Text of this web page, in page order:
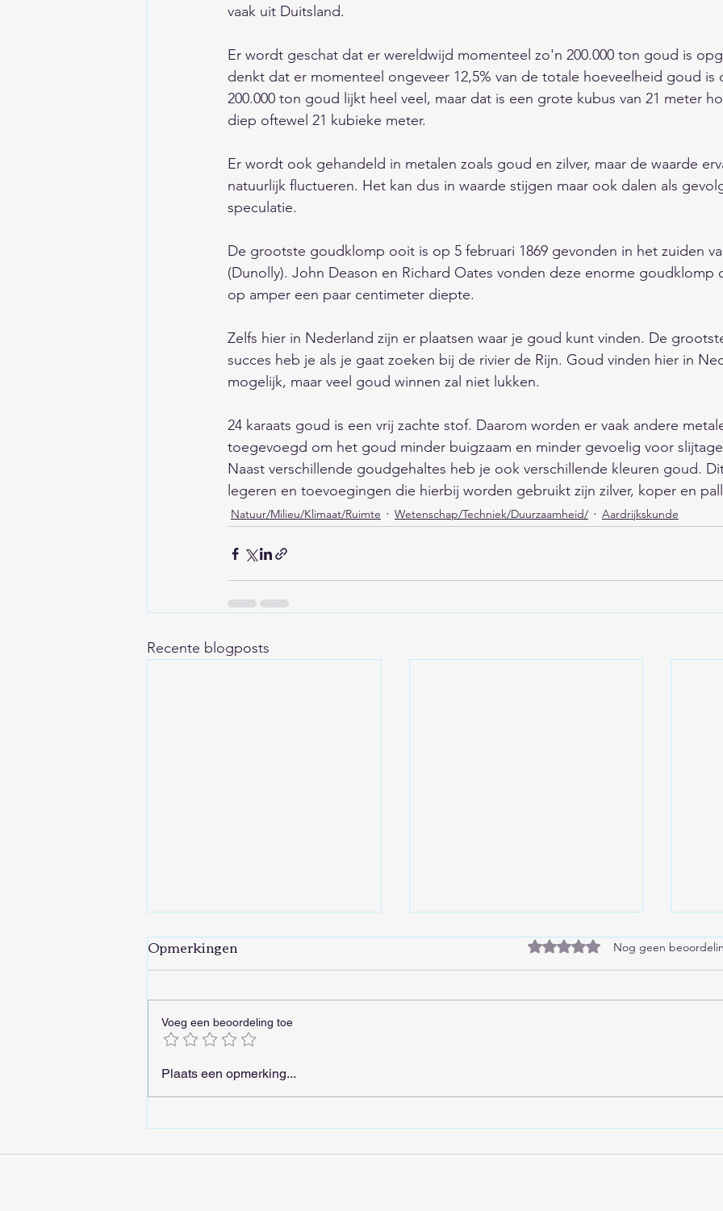
vaak uit Duitsland.
Er wordt geschat dat er wereldwijd momenteel zo'n 200.000 ton goud is
denkt dat er momenteel ongeveer 12,5% van de totale hoeveelheid goud is
200.000 ton goud lijkt heel veel, maar dat is een grote kubus van 21 meter
diep oftewel 21 kubieke meter.
Er wordt ook gehandeld in metalen zoals goud en zilver, maar de waarde
natuurlijk fluctueren. Het kan dus in waarde stijgen maar ook dalen als
speculatie.
De grootste goudklomp ooit is op 5 februari 1869 gevonden in het zuiden
(Dunolly). John Deason en Richard Oates vonden deze enorme goudklomp
op amper een paar centimeter diepte.
Zelfs hier in Nederland zijn er plaatsen waar je goud kunt vinden. De
succes heb je als je gaat zoeken bij de rivier de Rijn. Goud vinden hier in
mogelijk, maar veel goud winnen zal niet lukken.
24 karaats goud is een vrij zachte stof. Daarom worden er vaak andere
toegevoegd om het goud minder buigzaam en minder gevoelig voor
Naast verschillende goudgehaltes heb je ook verschillende kleuren goud.
legeren en toevoegingen die hierbij worden gebruikt zijn zilver, koper en
Natuur/Milieu/Klimaat/Ruimte Wetenschap/Techniek/Duurzaamheid/ Aardrijkskunde
Recente blogposts
Jakoetsk is de koudste stad
ter wereld
een treinrit die je nooit
meer zult vergeten
Opmerkingen Beoordeeld met 0 uit 5
Nog geen
Voeg een beoordeling toe
Plaats een opmerking...